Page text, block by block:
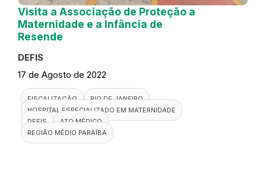
Visita a Associação de Proteção a
Maternidade e a Infância de
Resende
DEFIS
17 de Agosto de 2022
FISCALIZAÇÃO
RIO DE JANEIRO
HOSPITAL ESPECIALIZADO EM MATERNIDADE
DEFIS
ATO MÉDICO
REGIÃO MÉDIO PARAÍBA